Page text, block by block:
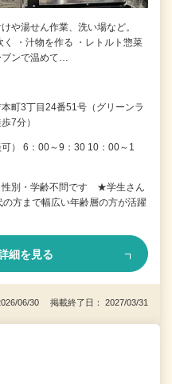
や湯せん作業、洗い場など。
く ・汁物を作る ・レトルト惣菜
ブンで温めて…
町3丁目24番51号（グリーンラ
7分）
） 6：00～9：30 10：00～1
別・学齢不問です ★学生さん
方まで幅広い年齢層の方が活躍
細を見る
06/30 掲載終了日： 2027/03/31